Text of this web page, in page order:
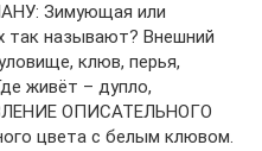
Зимующая или
так называют? Внешний
клюв, перья,
живёт – дупло,
ОПИСАТЕЛЬНОГО
цвета с белым клювом.